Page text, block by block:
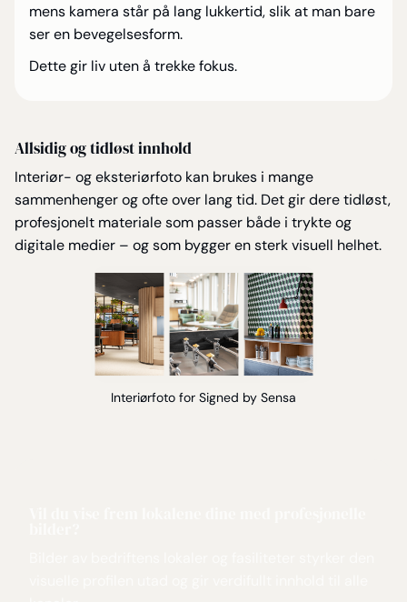
mens kamera står på lang lukkertid, slik at man bare
ser en bevegelsesform.
Dette gir liv uten å trekke fokus.
Allsidig og tidløst innhold
Interiør- og eksteriørfoto kan brukes i mange
sammenhenger og ofte over lang tid. Det gir dere tidløst,
profesjonelt materiale som passer både i trykte og
digitale medier – og som bygger en sterk visuell helhet.
Interiørfoto for Signed by Sensa